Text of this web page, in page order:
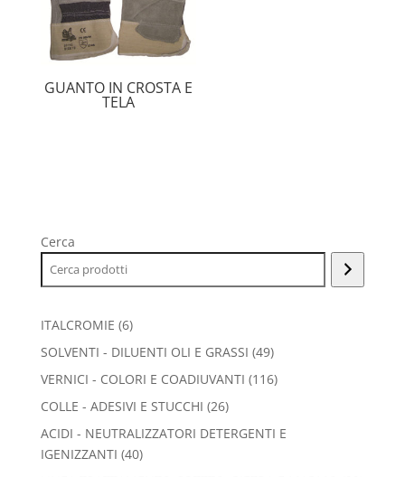
GUANTO IN CROSTA E
TELA
Cerca
ITALCROMIE 66
prodotti
SOLVENTI - DILUENTI OLI E GRASSI 4949
prodotti
VERNICI - COLORI E COADIUVANTI 116116
COLLE - ADESIVI E STUCCHI 2626
prodotti
ACIDI - NEUTRALIZZATORI DETERGENTI E
IGENIZZANTI 4040